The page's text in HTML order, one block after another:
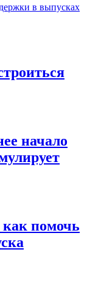
в выпусках
начало
как помочь